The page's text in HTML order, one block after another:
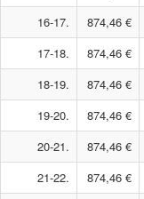
16-17.
874,46 €
17-18.
874,46 €
18-19.
874,46 €
19-20.
874,46 €
20-21.
874,46 €
21-22.
874,46 €